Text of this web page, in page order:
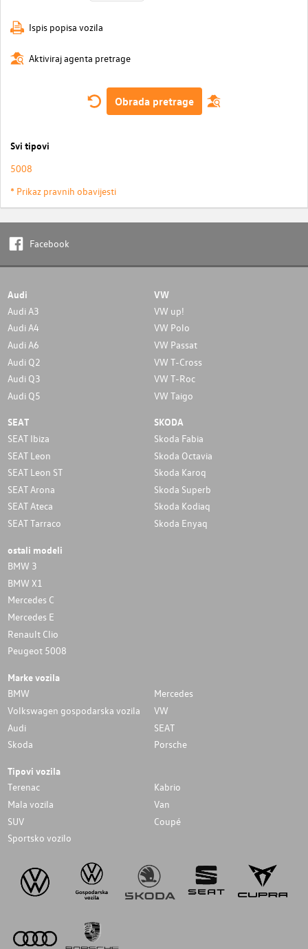
Ispis popisa vozila
Aktiviraj agenta pretrage
Obrada pretrage
Svi tipovi
5008
* Prikaz pravnih obavijesti
Facebook
Audi
Audi A3
Audi A4
Audi A6
Audi Q2
Audi Q3
Audi Q5
VW
VW up!
VW Polo
VW Passat
VW T-Cross
VW T-Roc
VW Taigo
SEAT
SEAT Ibiza
SEAT Leon
SEAT Leon ST
SEAT Arona
SEAT Ateca
SEAT Tarraco
SKODA
Skoda Fabia
Skoda Octavia
Skoda Karoq
Skoda Superb
Skoda Kodiaq
Skoda Enyaq
ostali modeli
BMW 3
BMW X1
Mercedes C
Mercedes E
Renault Clio
Peugeot 5008
Marke vozila
BMW
Mercedes
Volkswagen gospodarska vozila
VW
Audi
SEAT
Skoda
Porsche
Tipovi vozila
Terenac
Kabrio
Mala vozila
Van
SUV
Coupé
Sportsko vozilo